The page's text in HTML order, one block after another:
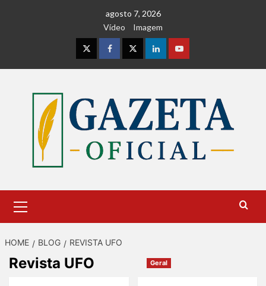
agosto 7, 2026
Vídeo
Imagem
InstagramFacebookTwitterLinkedinYoutube
Menu
HOME BLOG REVISTA UFO
Revista UFO Geral